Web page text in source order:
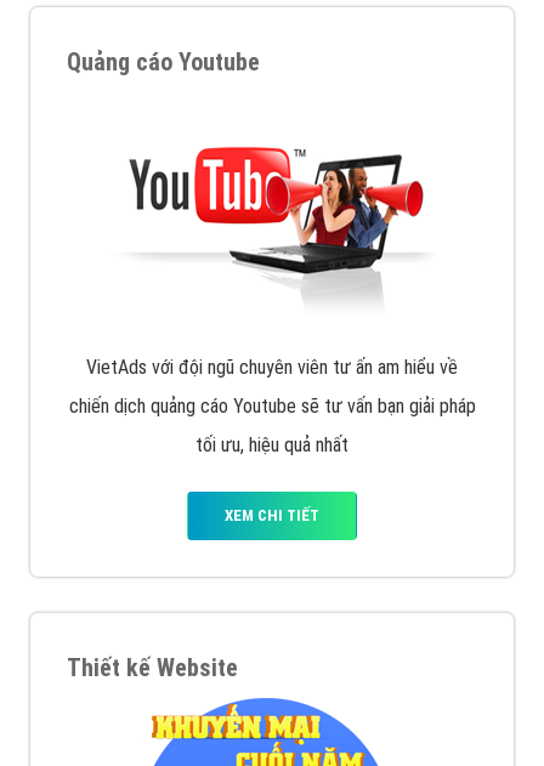
Quảng cáo Youtube
VietAds với đội ngũ chuyên viên tư ấn am hiểu về
chiến dịch quảng cáo Youtube sẽ tư vấn bạn giải pháp
tối ưu, hiệu quả nhất
XEM CHI TIẾT
Thiết kế Website